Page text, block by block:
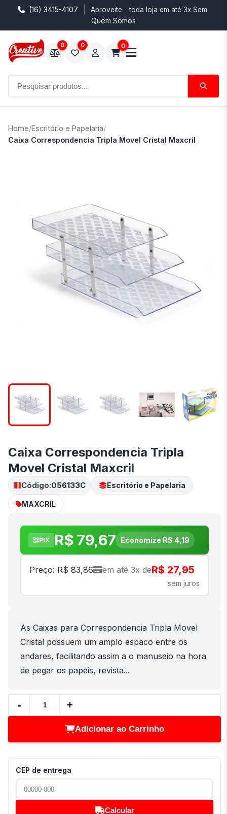
(16) 3415-4107 Aproveite - toda loja em até 3x Sem
Quem Somos
0 0 0
Home/Escritório e Papelaria/
Caixa Correspondencia Tripla Movel Cristal Maxcril
Caixa Correspondencia Tripla
Movel Cristal Maxcril
Código:056133C Escritório e Papelaria
MAXCRIL
PIX R$ 79,67 Economize R$ 4,19
Preço: R$ 83,86 em até 3x deR$ 27,95
sem juros
As Caixas para Correspondencia Tripla Movel
Cristal possuem um amplo espaco entre os
andares, facilitando assim a o manuseio na hora
de pegar os papeis, revista...
- +
Adicionar ao Carrinho
CEP de entrega
Calcular